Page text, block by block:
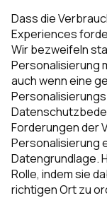
Dass die
Experiences
Wir bezweifeln
Personalisierung
auch wenn eine
Forderungen der
Personalisierung
Datengrundlage.
Rolle, indem sie
richtigen Ort zu